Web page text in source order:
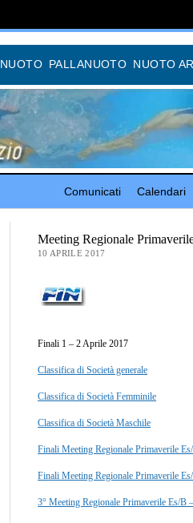
NUOTO PALLANUOTO NUOTO
Comunicati Calendari
Meeting Regionale
10 APRILE 2017
Finali 1 – 2 Aprile 2017
Classifica di Società generale
Classifica di Società Femminile
Classifica di Società Maschile
Finali Meeting Regionale Primaverile
Finali Meeting Regionale Primaverile
3° Meeting Regionale Primaverile Es/B